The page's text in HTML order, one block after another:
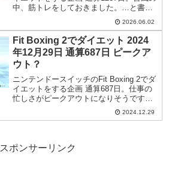
中、筋トレをしておきました。…と書く
と脳内ではあたかも屋外でトレーニング
してるようにイメージするという、人間
の脳にはバグがありますよね…。
2026.06.02
Fit Boxing 2でダイエット 2024
年12月29日 通算687日 ピークア
ウト？
ニンテンドースイッチのFit Boxing 2でダ
イエットをする企画 通算687日。仕事の
忙しさがピークアウトになりそうです。
2024.12.29
スポンサーリンク